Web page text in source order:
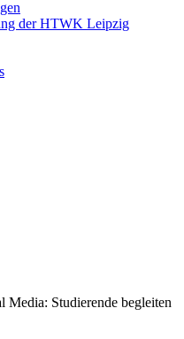
der HTWK Leipzig
Media: Studierende begleiten